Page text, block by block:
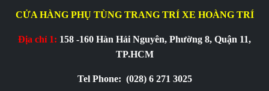
CỬA HÀNG PHỤ TÙNG TRANG TRÍ XE HOÀNG TRÍ
Địa chỉ 1: 158 -160 Hàn Hải Nguyên, Phường 8, Quận 11,
TP.HCM
Tel Phone: (028) 6 271 3025